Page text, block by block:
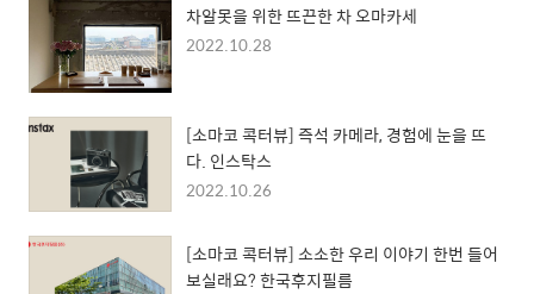
차알못을 위한 뜨끈한 차 오마카세
2022.10.28
[소마코 콕터뷰] 즉석 카메라, 경험에 눈을 뜨
다. 인스탁스
2022.10.26
[소마코 콕터뷰] 소소한 우리 이야기 한번 들어
보실래요? 한국후지필름